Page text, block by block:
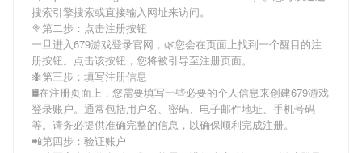
搜索引擎搜索或直接输入网址来访问。
🥦第二步：点击注册按钮
一旦进入679游戏登录官网，🌿您会在页面上找到一个醒目的注
册按钮。点击该按钮，您将被引导至注册页面。
🐜第三步：填写注册信息
🛢在注册页面上，您需要填写一些必要的个人信息来创建679游戏
登录账户。通常包括用户名、密码、电子邮件地址、手机号码
等。请务必提供准确完整的信息，以确保顺利完成注册。
📲第四步：验证账户